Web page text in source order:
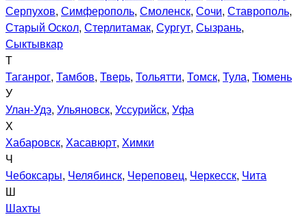
Серпухов, Симферополь, Смоленск, Сочи, Ставрополь,
Старый Оскол, Стерлитамак, Сургут, Сызрань,
Сыктывкар
Т
Таганрог, Тамбов, Тверь, Тольятти, Томск, Тула, Тюмень
У
Улан-Удэ, Ульяновск, Уссурийск, Уфа
Х
Хабаровск, Хасавюрт, Химки
Ч
Чебоксары, Челябинск, Череповец, Черкесск, Чита
Ш
Шахты